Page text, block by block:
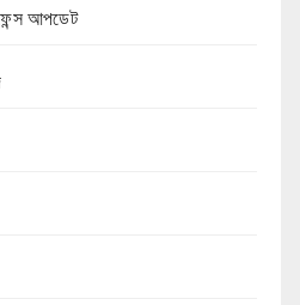
আপডেট